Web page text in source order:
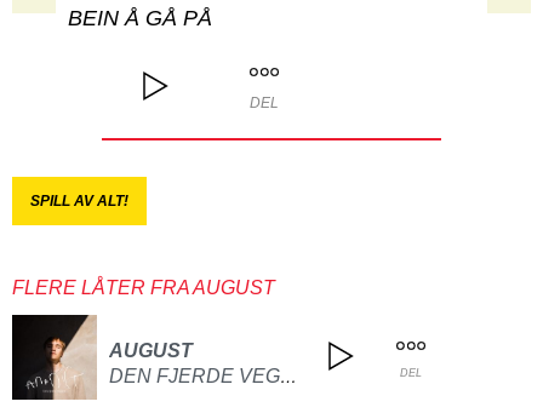
BEIN Å GÅ PÅ
DEL
SPILL AV ALT!
FLERE LÅTER FRA AUGUST
AUGUST
DEN FJERDE VEGGEN DEL